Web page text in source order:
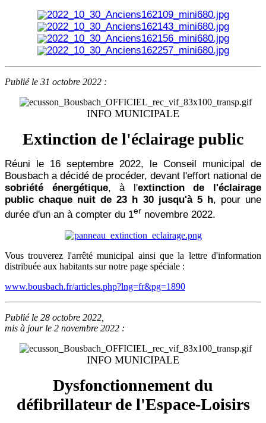
Publié le 31 octobre 2022 :
INFO MUNICIPALE
Extinction de l'éclairage public
Réuni le 16 septembre 2022, le Conseil municipal de
Bousbach a décidé de procéder, devant l'effort national de
sobriété énergétique, à l'extinction de l'éclairage
public chaque nuit de 23 h 30 jusqu'à 5 h, pour une
durée d'un an à compter du 1er novembre 2022.
Vous trouverez l'arrêté municipal ainsi que la lettre d'information
distribuée aux habitants sur notre page spéciale :
www.bousbach.fr/articles.php?lng=fr&pg=1890
Publié le 28 octobre 2022,
mis à jour le 2 novembre 2022 :
INFO MUNICIPALE
Dysfonctionnement du
défibrillateur de l'Espace-Loisirs